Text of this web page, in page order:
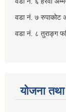
वडा नं. ७ ‌‍रुपाकोट
वडा नं. ८ तुराङ्ग
योजना